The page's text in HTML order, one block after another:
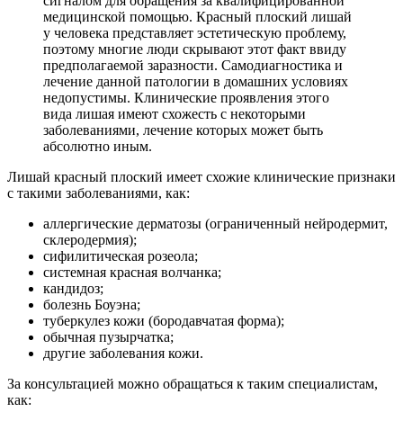
медицинской помощью. Красный плоский лишай
у человека представляет эстетическую проблему,
поэтому многие люди скрывают этот факт ввиду
предполагаемой заразности. Самодиагностика и
лечение данной патологии в домашних условиях
недопустимы. Клинические проявления этого
вида лишая имеют схожесть с некоторыми
заболеваниями, лечение которых может быть
абсолютно иным.
Лишай красный плоский имеет схожие клинические признаки
с такими заболеваниями, как:
аллергические дерматозы (ограниченный нейродермит,
склеродермия);
сифилитическая розеола;
системная красная волчанка;
кандидоз;
болезнь Боуэна;
туберкулез кожи (бородавчатая форма);
обычная пузырчатка;
другие заболевания кожи.
За консультацией можно обращаться к таким специалистам,
как: